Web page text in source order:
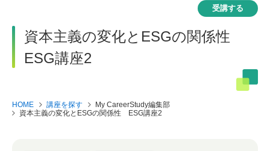
受講する
資本主義の変化とESGの関係性
ESG講座2
HOME 講座を探す
My CareerStudy編集部
資本主義の変化とESGの関係性 ESG講座2